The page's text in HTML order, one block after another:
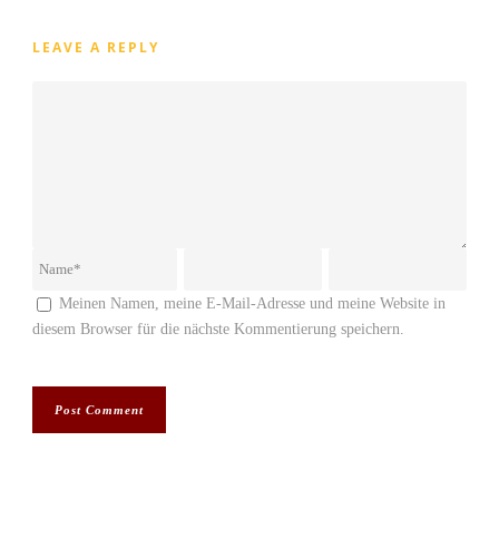
LEAVE A REPLY
Meinen Namen, meine E-Mail-Adresse und meine Website in
diesem Browser für die nächste Kommentierung speichern.